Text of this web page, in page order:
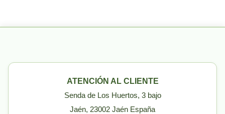
ATENCIÓN AL CLIENTE
Senda de Los Huertos, 3 bajo
Jaén, 23002 Jaén España